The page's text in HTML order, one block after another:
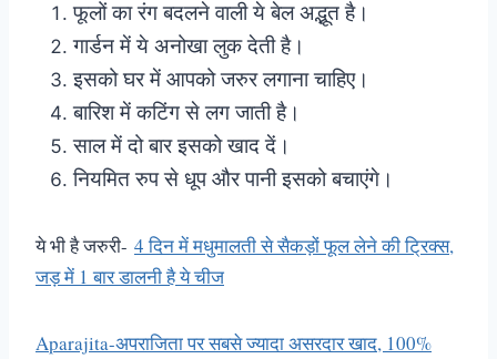
फूलों का रंग बदलने वाली ये बेल अद्भूत है।
गार्डन में ये अनोखा लुक देती है।
इसको घर में आपको जरुर लगाना चाहिए।
बारिश में कटिंग से लग जाती है।
साल में दो बार इसको खाद दें।
नियमित रुप से धूप और पानी इसको बचाएंगे।
ये भी है जरुरी- 4 दिन में मधुमालती से सैकड़ों फूल लेने की ट्रिक्स,
जड़ में 1 बार डालनी है ये चीज
Aparajita-अपराजिता पर सबसे ज्यादा असरदार खाद, 100%